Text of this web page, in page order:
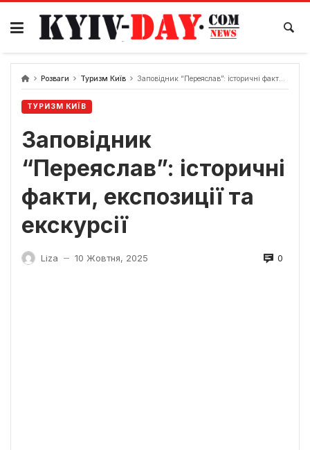
Перейти
вмісту
Розваги Туризм Київ Заповідник “Переяслав”: історичні факти, експозиції та екскурсії
ТУРИЗМ КИЇВ
Заповідник
“Переяслав”: історичні
факти, експозиції та
екскурсії
Liza — 10 Жовтня, 2025 0